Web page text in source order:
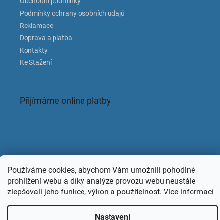
Používáme cookies, abychom Vám umožnili pohodlné
prohlížení webu a díky analýze provozu webu neustále
zlepšovali jeho funkce, výkon a použitelnost. Více informací
Nastavení
Podmínky ochrany osobních údajů
Reklamace
Doprava a platba
Kontakty
Ke Stažení
Přijímáme online platby
KAPACLEAN. Všechna práva vyhrazena.